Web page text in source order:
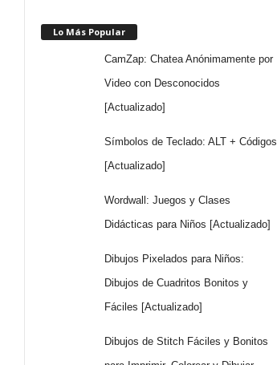
Lo Más Popular
CamZap: Chatea Anónimamente por
Video con Desconocidos
[Actualizado]
Símbolos de Teclado: ALT + Códigos
[Actualizado]
Wordwall: Juegos y Clases
Didácticas para Niños [Actualizado]
Dibujos Pixelados para Niños:
Dibujos de Cuadritos Bonitos y
Fáciles [Actualizado]
Dibujos de Stitch Fáciles y Bonitos